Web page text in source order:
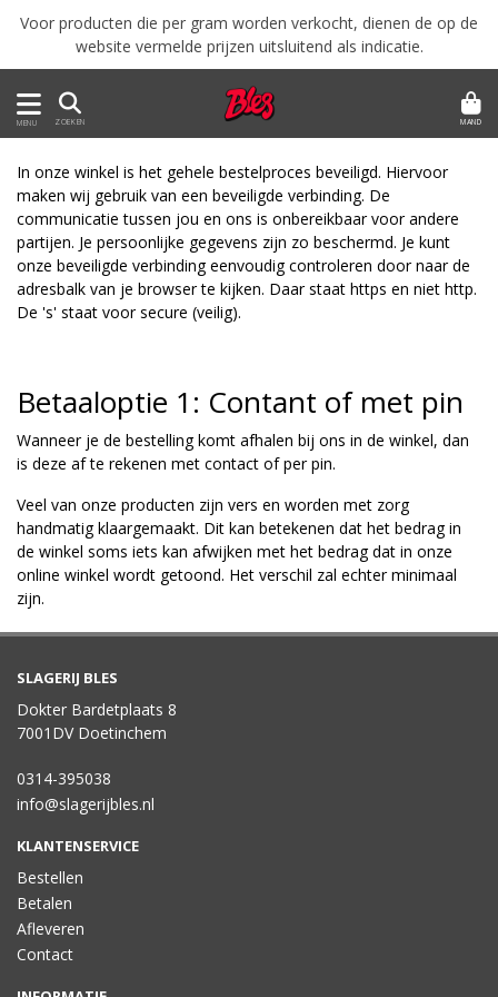
Voor producten die per gram worden verkocht, dienen de op de
website vermelde prijzen uitsluitend als indicatie.
MENU ZOEKEN MAND
In onze winkel is het gehele bestelproces beveiligd. Hiervoor
maken wij gebruik van een beveiligde verbinding. De
communicatie tussen jou en ons is onbereikbaar voor andere
partijen. Je persoonlijke gegevens zijn zo beschermd. Je kunt
onze beveiligde verbinding eenvoudig controleren door naar de
adresbalk van je browser te kijken. Daar staat https en niet http.
De 's' staat voor secure (veilig).
Betaaloptie 1: Contant of met pin
Wanneer je de bestelling komt afhalen bij ons in de winkel, dan
is deze af te rekenen met contact of per pin.
Veel van onze producten zijn vers en worden met zorg
handmatig klaargemaakt. Dit kan betekenen dat het bedrag in
de winkel soms iets kan afwijken met het bedrag dat in onze
online winkel wordt getoond. Het verschil zal echter minimaal
zijn.
SLAGERIJ BLES
Dokter Bardetplaats 8
7001DV Doetinchem
0314-395038
info@slagerijbles.nl
KLANTENSERVICE
Bestellen
Betalen
Afleveren
Contact